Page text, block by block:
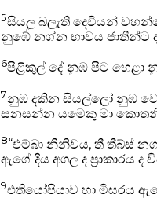
5සියලු බලැති දෙවියන්
නුඹේ නග්න භාවය ජාතීන්ට
6පිළිකුල් දේ නුඹ පිට
7නුඹ දකින සියල්ලෝ නුඹ
සනසන්න යමෙකු මා
8“එම්බා නිනිවය, තී තීබ්ස්
ඇගේ දිය අගල ද ප්‍රාකාරය ද
9එතියෝපියාව හා මිසරය